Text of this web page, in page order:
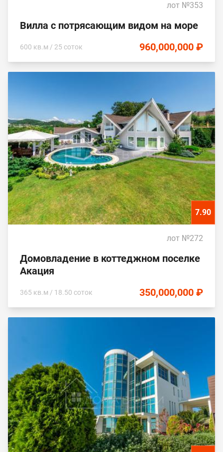
лот №353
Вилла с потрясающим видом на море
600 кв.м / 25 соток 960,000,000 ₽
7.90
лот №272
Домовладение в коттеджном поселке
Акация
365 кв.м / 18.50 соток 350,000,000 ₽